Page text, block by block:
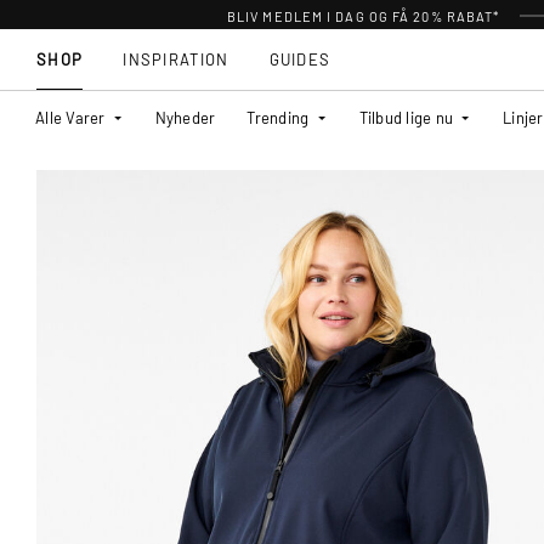
BLIV MEDLEM I DAG OG FÅ 20% RABAT*
SHOP
Alle Varer Nyheder Trending Tilbud lige nu Linjer
INSPIRATION GUIDES